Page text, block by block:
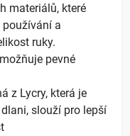
materiálů, které
a
ruky.
pevné
z Lycry, která je
slouží pro lepší